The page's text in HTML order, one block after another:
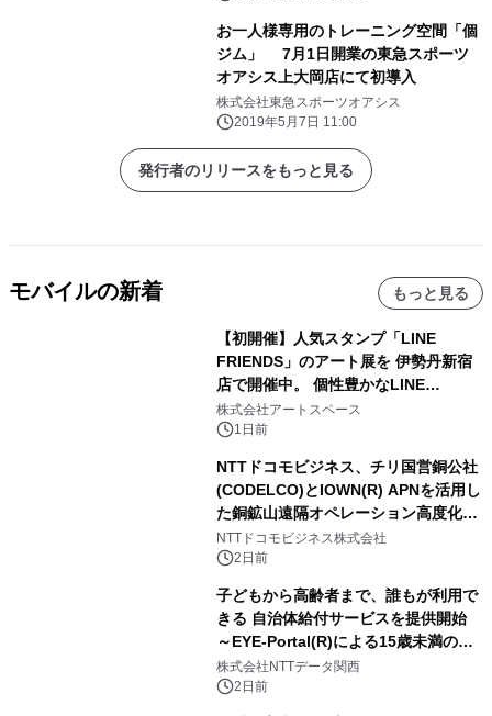
お一人様専用のトレーニング空間「個
ジム」 7月1日開業の東急スポーツ
オアシス上大岡店にて初導入
株式会社東急スポーツオアシス
2019年5月7日 11:00
発行者のリリースをもっと見る
モバイルの新着 もっと見る
【初開催】人気スタンプ「LINE
FRIENDS」のアート展を 伊勢丹新宿
店で開催中。 個性豊かなLINE
FRIENDSの仲間たちが インテリアア
ートとして新たな魅力を発信。
株式会社アートスペース
1日前
NTTドコモビジネス、チリ国営銅公社
(CODELCO)とIOWN(R) APNを活用し
た銅鉱山遠隔オペレーション高度化に
向けた調査・実証を開始
NTTドコモビジネス株式会社
2日前
子どもから高齢者まで、誰もが利用で
きる 自治体給付サービスを提供開始
～EYE-Portal(R)による15歳未満の本
人認証と デジタルデバイド対策で実現
～
株式会社NTTデータ関西
2日前